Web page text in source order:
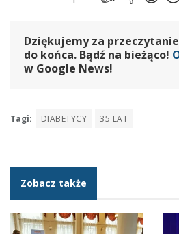
Dziękujemy za
do końca. Bądź na bieżąco!
w Google News!
Tagi: DIABETYCY 35 LAT
Zobacz także